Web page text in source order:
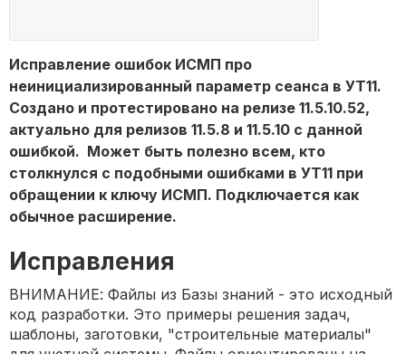
Исправление ошибок ИСМП про
неинициализированный параметр сеанса в УТ11.
Создано и протестировано на релизе 11.5.10.52,
актуально для релизов 11.5.8 и 11.5.10 с данной
ошибкой. Может быть полезно всем, кто
столкнулся с подобными ошибками в УТ11 при
обращении к ключу ИСМП. Подключается как
обычное расширение.
Исправления
ВНИМАНИЕ: Файлы из Базы знаний - это исходный
код разработки. Это примеры решения задач,
шаблоны, заготовки, "строительные материалы"